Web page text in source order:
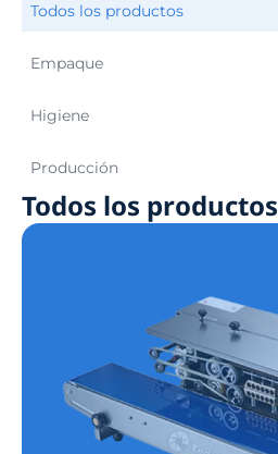
Empaque
Higiene
Producción
Todos los productos
Todos los productos